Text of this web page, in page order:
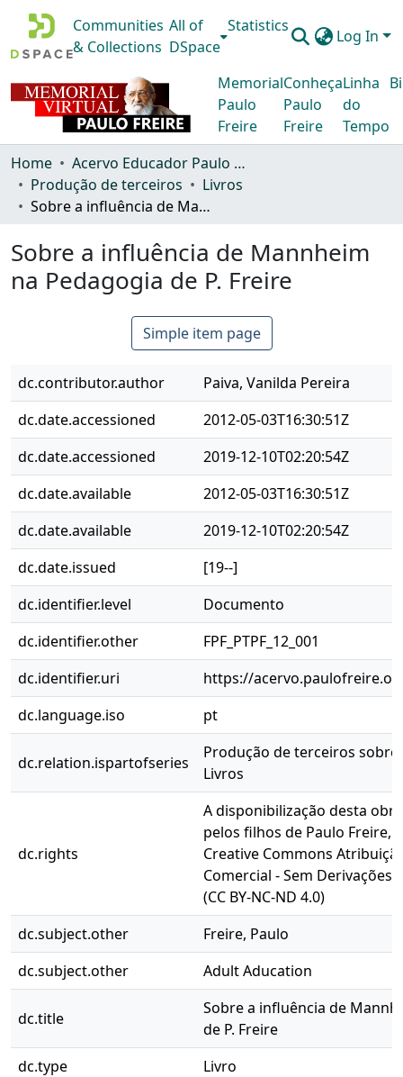
Communities
& Collections
All of
DSpace
Statistics
Log In
Memorial
Paulo
Freire
Conheça
Paulo
Freire
Linha
do
Tempo
Home
Acervo Educador Paulo Freire
Produção de terceiros
Livros
Sobre a influência de Mannheim na Pedagogia de P. Freire
Sobre a influência de Mannheim
na Pedagogia de P. Freire
Simple item page
dc.contributor.author
Paiva, Vanilda Pereira
dc.date.accessioned
2012-05-03T16:30:51Z
dc.date.accessioned
2019-12-10T02:20:54Z
dc.date.available
2012-05-03T16:30:51Z
dc.date.available
2019-12-10T02:20:54Z
dc.date.issued
[19--]
dc.identifier.level
Documento
dc.identifier.other
FPF_PTPF_12_001
dc.identifier.uri
https://
dc.language.iso
pt
dc.relation.ispartofseries
Produção de terceiros sobre
Livros
dc.rights
A disponibilização desta
pelos filhos de Paulo Freire,
Creative Commons
Comercial - Sem Derivações
(CC BY-NC-ND 4.0)
dc.subject.other
Freire, Paulo
dc.subject.other
Adult Aducation
dc.title
Sobre a influência de
de P. Freire
dc.type
Livro